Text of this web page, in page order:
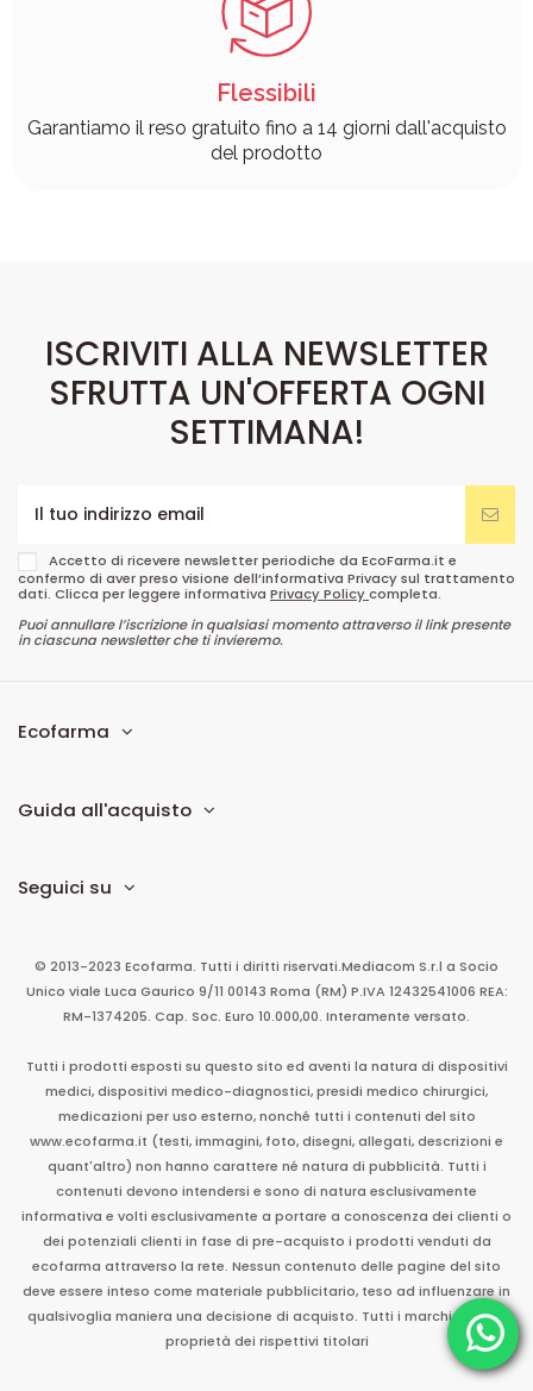
Flessibili
Garantiamo il reso gratuito fino a 14 giorni dall'acquisto
del prodotto
ISCRIVITI ALLA NEWSLETTER
SFRUTTA UN'OFFERTA OGNI
SETTIMANA!
Accetto di ricevere newsletter periodiche da EcoFarma.it e
confermo di aver preso visione dell’informativa Privacy sul trattamento
dati. Clicca per leggere informativa Privacy Policycompleta.
Puoi annullare l’iscrizione in qualsiasi momento attraverso il link presente
in ciascuna newsletter che ti invieremo.
Ecofarma
Guida all'acquisto
Seguici su
© 2013-2023 Ecofarma. Tutti i diritti riservati.Mediacom S.r.l a Socio
Unico viale Luca Gaurico 9/11 00143 Roma (RM) P.IVA 12432541006 REA:
RM-1374205. Cap. Soc. Euro 10.000,00. Interamente versato.
Tutti i prodotti esposti su questo sito ed aventi la natura di dispositivi
medici, dispositivi medico-diagnostici, presidi medico chirurgici,
medicazioni per uso esterno, nonché tutti i contenuti del sito
www.ecofarma.it (testi, immagini, foto, disegni, allegati, descrizioni e
quant'altro) non hanno carattere né natura di pubblicità. Tutti i
contenuti devono intendersi e sono di natura esclusivamente
informativa e volti esclusivamente a portare a conoscenza dei clienti o
dei potenziali clienti in fase di pre-acquisto i prodotti venduti da
ecofarma attraverso la rete. Nessun contenuto delle pagine del sito
deve essere inteso come materiale pubblicitario, teso ad influenzare in
qualsivoglia maniera una decisione di acquisto. Tutti i marchi sono di
proprietà dei rispettivi titolari